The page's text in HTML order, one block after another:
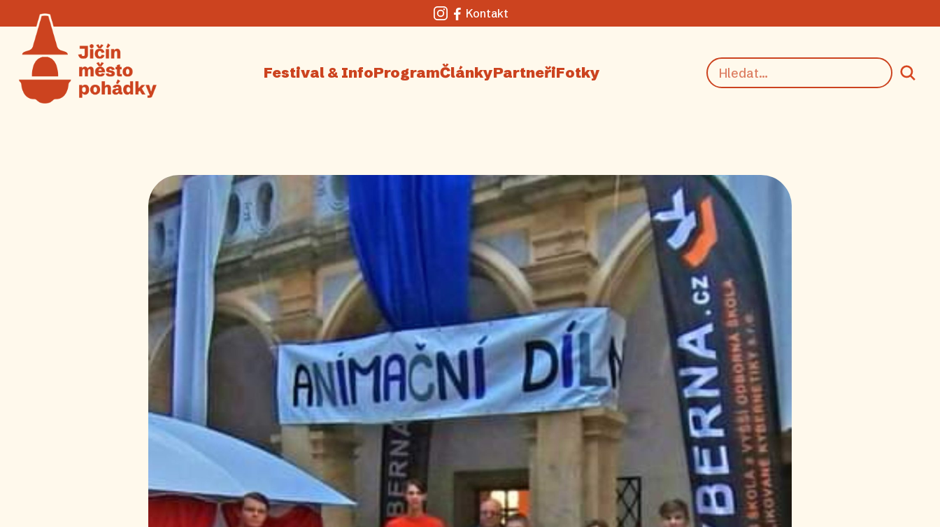
Instagram
Facebook
Kontakt
Festival & InfoProgramČlánkyPartneřiFotky